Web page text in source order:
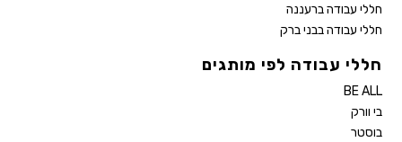
חללי עבודה ברעננה
חללי עבודה בבני ברק
חללי עבודה לפי מותגים
BE ALL
בי וורק
בוסטר